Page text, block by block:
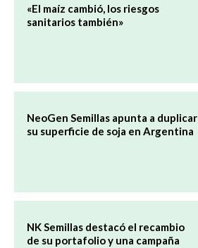
«El maíz cambió, los riesgos
sanitarios también»
NeoGen Semillas apunta a duplicar
su superficie de soja en Argentina
NK Semillas destacó el recambio
de su portafolio y una campaña